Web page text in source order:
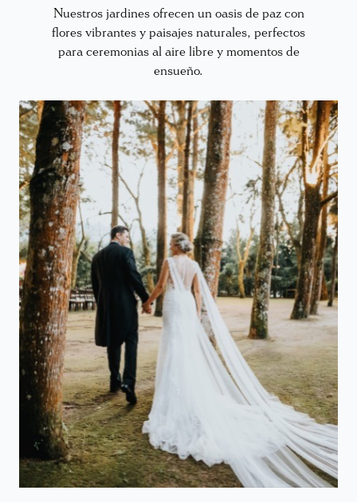
Nuestros jardines ofrecen un oasis de paz con
flores vibrantes y paisajes naturales, perfectos
para ceremonias al aire libre y momentos de
ensueño.